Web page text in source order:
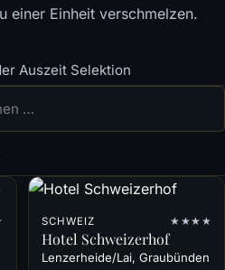
einer Einheit verschmelzen.
Auszeit Selektion
SCHWEIZ ★★★★
Hotel Schweizerhof
Lenzerheide/Lai, Graubünden